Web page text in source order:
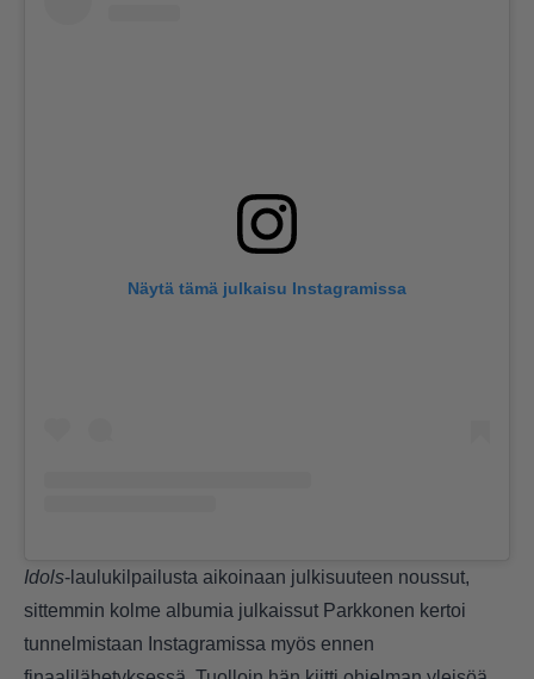
Näytä tämä julkaisu Instagramissa
Idols-laulukilpailusta aikoinaan julkisuuteen noussut,
sittemmin kolme albumia julkaissut Parkkonen kertoi
tunnelmistaan Instagramissa myös ennen